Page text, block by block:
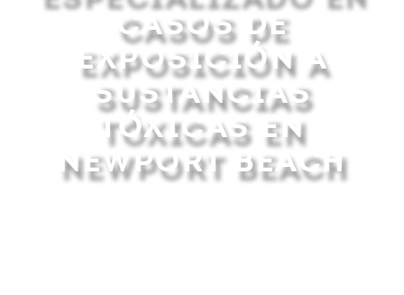
CASOS DE
EXPOSICIÓN A
SUSTANCIAS
TÓXICAS EN
NEWPORT BEACH